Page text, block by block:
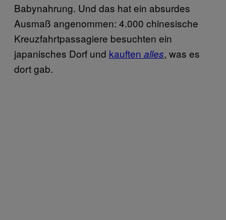
Babynahrung. Und das hat ein absurdes
Ausmaß angenommen: 4.000 chinesische
Kreuzfahrtpassagiere besuchten ein
japanisches Dorf und kauften alles, was es
dort gab.